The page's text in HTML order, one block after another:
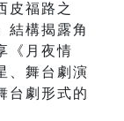
皮福路之
結構揭露角
《月夜情
、舞台劇演
台劇形式的